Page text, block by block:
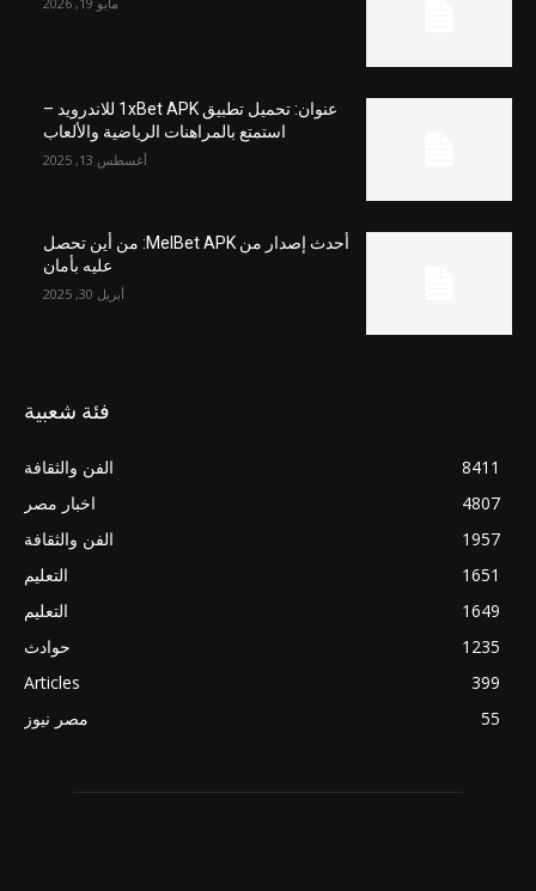
عنوان: تحميل تطبيق 1xBet APK للاندرويد –
استمتع بالمراهنات الرياضية والألعاب
أغسطس 13, 2025
أحدث إصدار من MelBet APK: من أين تحصل
عليه بأمان
أبريل 30, 2025
فئة شعبية
الفن والثقافة
8411
اخبار مصر
4807
الفن والثقافة
1957
التعليم
1651
التعليم
1649
حوادث
1235
Articles
399
مصر نيوز
55